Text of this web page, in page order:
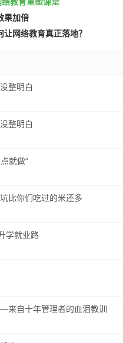
果加倍
网络教育真正落地？
整明白
整明白
就做”
比你们吃过的米还多
学就业路
来自十年管理者的血泪教训